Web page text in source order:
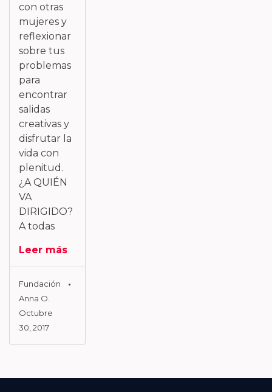
con otras
mujeres y
reflexionar
sobre tus
problemas
para
encontrar
salidas
creativas y
disfrutar la
vida con
plenitud.
¿A QUIÉN
VA
DIRIGIDO?
A todas
Leer más
Fundación
Anna O.
Octubre
30, 2017